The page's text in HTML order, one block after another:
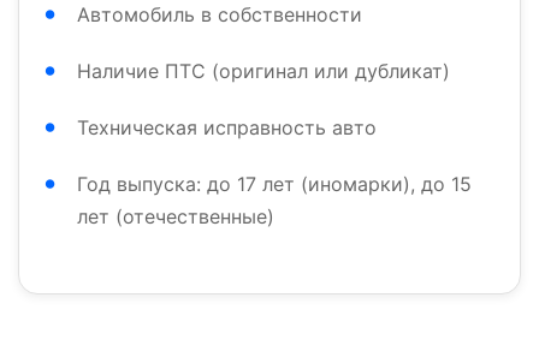
Автомобиль в собственности
Наличие ПТС (оригинал или дубликат)
Техническая исправность авто
Год выпуска: до 17 лет (иномарки), до 15
лет (отечественные)